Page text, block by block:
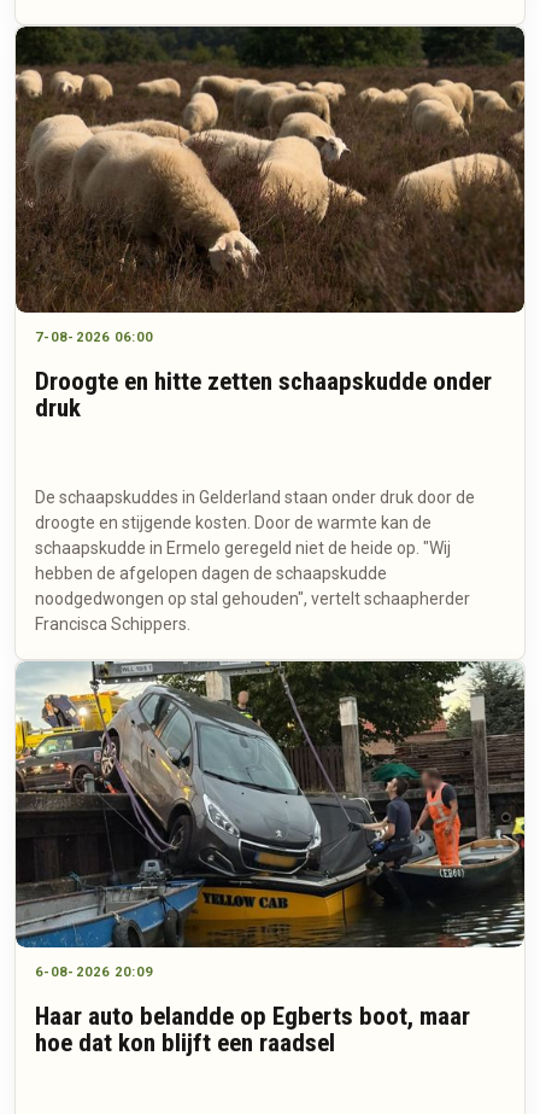
7-08-2026 06:00
Droogte en hitte zetten schaapskudde onder
druk
De schaapskuddes in Gelderland staan onder druk door de
droogte en stijgende kosten. Door de warmte kan de
schaapskudde in Ermelo geregeld niet de heide op. "Wij
hebben de afgelopen dagen de schaapskudde
noodgedwongen op stal gehouden", vertelt schaapherder
Francisca Schippers.
6-08-2026 20:09
Haar auto belandde op Egberts boot, maar
hoe dat kon blijft een raadsel